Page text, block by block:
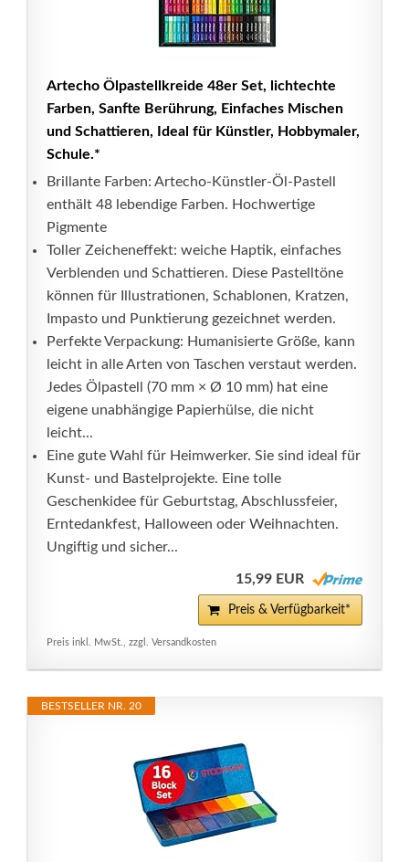
Artecho Ölpastellkreide 48er Set, lichtechte
Farben, Sanfte Berührung, Einfaches Mischen
und Schattieren, Ideal für Künstler, Hobbymaler,
Schule.*
Brillante Farben: Artecho-Künstler-Öl-Pastell
enthält 48 lebendige Farben. Hochwertige
Pigmente
Toller Zeicheneffekt: weiche Haptik, einfaches
Verblenden und Schattieren. Diese Pastelltöne
können für Illustrationen, Schablonen, Kratzen,
Impasto und Punktierung gezeichnet werden.
Perfekte Verpackung: Humanisierte Größe, kann
leicht in alle Arten von Taschen verstaut werden.
Jedes Ölpastell (70 mm × Ø 10 mm) hat eine
eigene unabhängige Papierhülse, die nicht
leicht...
Eine gute Wahl für Heimwerker. Sie sind ideal für
Kunst- und Bastelprojekte. Eine tolle
Geschenkidee für Geburtstag, Abschlussfeier,
Erntedankfest, Halloween oder Weihnachten.
Ungiftig und sicher...
15,99 EUR
Preis & Verfügbarkeit*
Preis inkl. MwSt., zzgl. Versandkosten
BESTSELLER NR. 20